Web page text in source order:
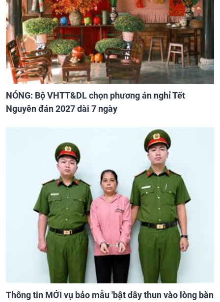
NÓNG: Bộ VHTT&DL chọn phương án nghỉ Tết
Nguyên đán 2027 dài 7 ngày
Thông tin MỚI vụ bảo mẫu 'bật dây thun vào lòng bàn